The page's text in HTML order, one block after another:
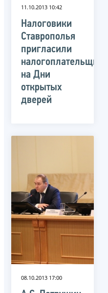
11.10.2013 10:42
Налоговики
Ставрополья
пригласили
налогоплательщиков
на Дни
открытых
дверей
08.10.2013 17:00